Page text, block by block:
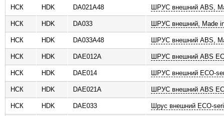
ьНСК HDK DA021A48 ШРУС внешний ABS,
НСК HDK DA033 ШРУС внешний, Made
НСК HDK DA033A48 ШРУС внешний ABS,
НСК HDK DAE012A ШРУС внешний ABS
НСК HDK DAE014 ШРУС внешний ECO-
НСК HDK DAE021A ШРУС внешний ABS
НСК HDK DAE033 Шрус внешний ECO-